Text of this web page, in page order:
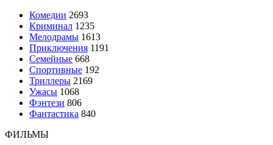
Комедии 2693
Криминал 1235
Мелодрамы 1613
Приключения 1191
Семейные 668
Спортивные 192
Триллеры 2169
Ужасы 1068
Фэнтези 806
Фантастика 840
ФИЛЬМЫ